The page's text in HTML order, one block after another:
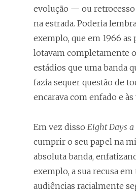
evolução — ou
na estrada. Poderia
exemplo, que em 1966 as
lotavam completamente
estádios que uma banda
fazia sequer questão de
encarava com enfado e
Em vez disso Eight Days a
cumprir o seu papel na
absoluta banda,
exemplo, a sua recusa em
audiências racialmente